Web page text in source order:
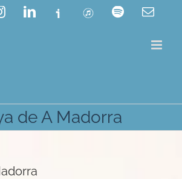
InstagramLinkedIn
Ivoox ITunes Spotify
de A Madorra